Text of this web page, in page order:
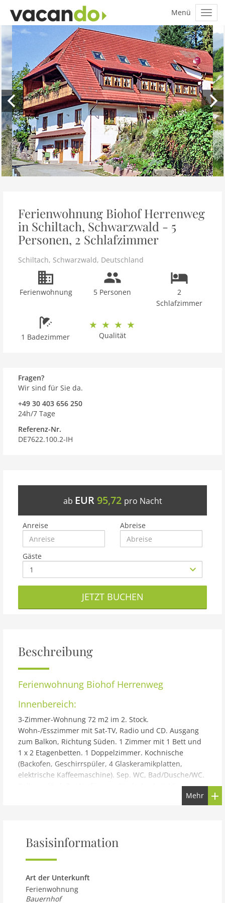
Ferienwohnung Biohof Herrenweg
in Schiltach, Schwarzwald - 5
Personen, 2 Schlafzimmer
Schiltach, Schwarzwald, Deutschland
Ferienwohnung 5 Personen
2
Schlafzimmer
1 Badezimmer Qualität
Fragen?
Wir sind für Sie da.
+49 30 403 656 250
24h/7 Tage
Referenz-Nr.
DE7622.100.2-IH
ab EUR 95,72 pro Nacht
Anreise Abreise
Gäste
JETZT BUCHEN
Beschreibung
Ferienwohnung Biohof Herrenweg
Innenbereich:
3-Zimmer-Wohnung 72 m2 im 2. Stock.
Wohn-/Esszimmer mit Sat-TV, Radio und CD. Ausgang
zum Balkon, Richtung Süden. 1 Zimmer mit 1 Bett und
1 x 2 Etagenbetten. 1 Doppelzimmer. Kochnische
(Backofen, Geschirrspüler, 4 Glaskeramikplatten,
elektrische Kaffeemaschine). Sep. WC, Bad/Dusche/WC.
touristischen Zwecken.
Gebäude und Außenbereich:
Biohof Herrenweg. Ausserhalb des Ortes, 3 km vom
Zentrum von Schramberg, alleinstehende, ruhige,
Mehr
Basisinformation
Art der Unterkunft
Ferienwohnung
Bauernhof